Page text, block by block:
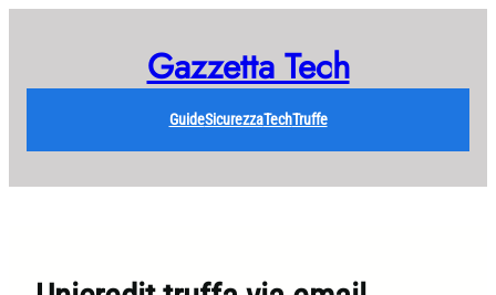
Gazzetta Tech
GuideSicurezzaTechTruffe